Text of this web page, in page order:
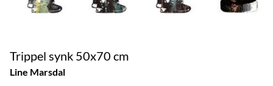
Trippel synk 50x70 cm
Line Marsdal